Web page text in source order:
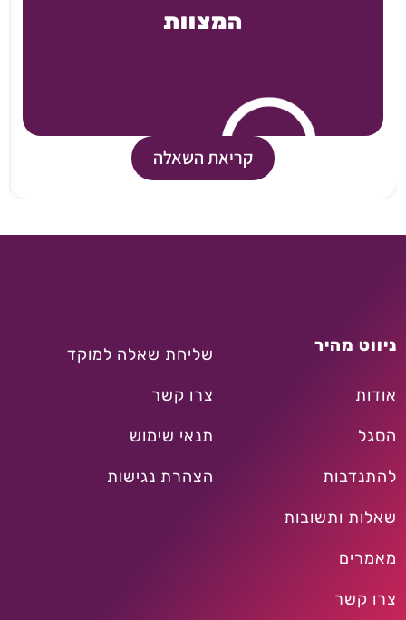
המצוות
קריאת השאלה
ניווט מהיר
אודות
הסגל
להתנדבות
שאלות ותשובות
מאמרים
צרו קשר
שליחת שאלה למוקד
צרו קשר
תנאי שימוש
הצהרת נגישות